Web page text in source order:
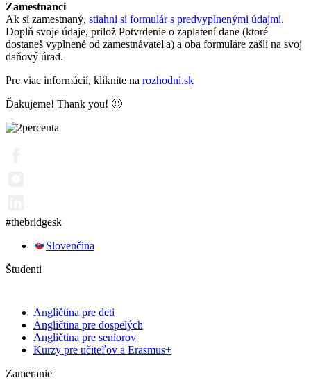
Zamestnanci
Ak si zamestnaný, stiahni si formulár s predvyplnenými údajmi.
Doplň svoje údaje, prilož Potvrdenie o zaplatení dane (ktoré
dostaneš vyplnené od zamestnávateľa) a oba formuláre zašli na svoj
daňový úrad.
Pre viac informácií, kliknite na rozhodni.sk
Ďakujeme! Thank you! 🙂
#thebridgesk
Slovenčina
Študenti
Angličtina pre deti
Angličtina pre dospelých
Angličtina pre seniorov
Kurzy pre učiteľov a Erasmus+
Zameranie